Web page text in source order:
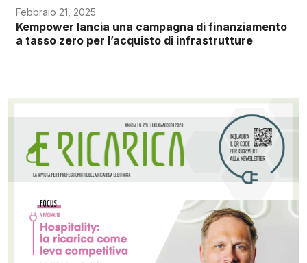
Febbraio 21, 2025
Kempower lancia una campagna di finanziamento
a tasso zero per l’acquisto di infrastrutture